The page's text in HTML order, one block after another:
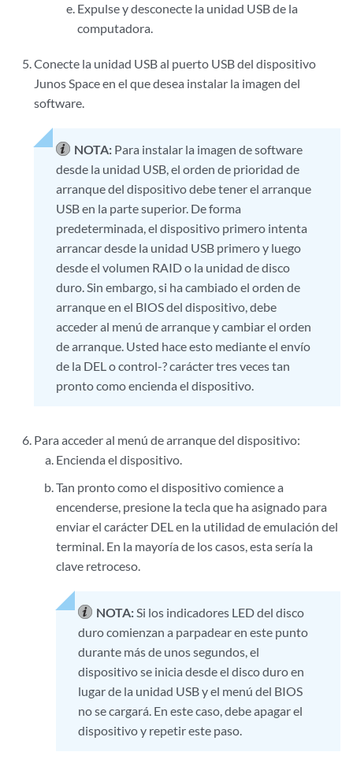
Expulse y desconecte la unidad USB de la
computadora.
Conecte la unidad USB al puerto USB del dispositivo
Junos Space en el que desea instalar la imagen del
software.
NOTA: Para instalar la imagen de software
desde la unidad USB, el orden de prioridad de
arranque del dispositivo debe tener el arranque
USB en la parte superior. De forma
predeterminada, el dispositivo primero intenta
arrancar desde la unidad USB primero y luego
desde el volumen RAID o la unidad de disco
duro. Sin embargo, si ha cambiado el orden de
arranque en el BIOS del dispositivo, debe
acceder al menú de arranque y cambiar el orden
de arranque. Usted hace esto mediante el envío
de la DEL o control-? carácter tres veces tan
pronto como encienda el dispositivo.
Para acceder al menú de arranque del dispositivo:
Encienda el dispositivo.
Tan pronto como el dispositivo comience a
encenderse, presione la tecla que ha asignado para
enviar el carácter DEL en la utilidad de emulación del
terminal. En la mayoría de los casos, esta sería la
clave retroceso.
NOTA:Si los indicadores LED del disco
duro comienzan a parpadear en este punto
durante más de unos segundos, el
dispositivo se inicia desde el disco duro en
lugar de la unidad USB y el menú del BIOS
no se cargará. En este caso, debe apagar el
dispositivo y repetir este paso.